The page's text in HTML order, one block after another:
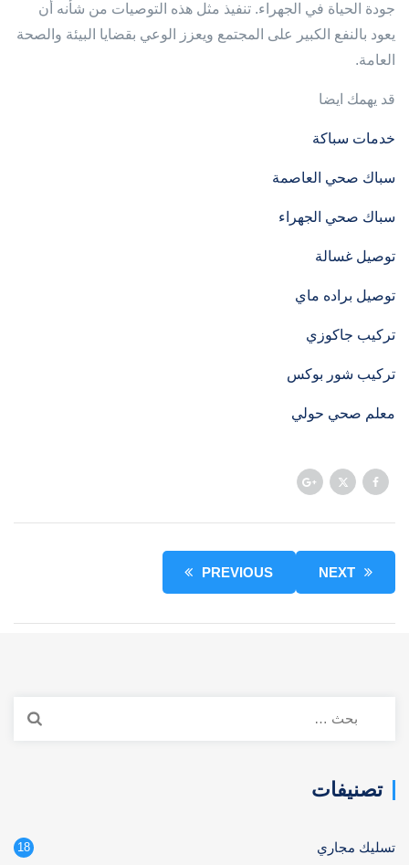
جودة الحياة في الجهراء. تنفيذ مثل هذه التوصيات من شأنه أن
يعود بالنفع الكبير على المجتمع ويعزز الوعي بقضايا البيئة والصحة
العامة.
قد يهمك ايضا
خدمات سباكة
سباك صحي العاصمة
سباك صحي الجهراء
توصيل غسالة
توصيل براده ماي
تركيب جاكوزي
تركيب شور بوكس
معلم صحي حولي
PREVIOUS NEXT
تصنيفات
تسليك مجاري 18